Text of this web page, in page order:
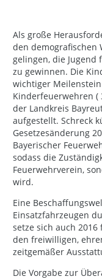
Als große
den demografischen
gelingen, die
zu gewinnen. Die
wichtiger
Kinderfeuerwehren (
der Landkreis
aufgestellt. Schreck
Gesetzesänderung
Bayerischer
sodass die
Feuerwehrverein,
wird.
Eine
Einsatzfahrzeugen
setze sich auch
den freiwilligen,
zeitgemäßer
Die Vorgabe zur